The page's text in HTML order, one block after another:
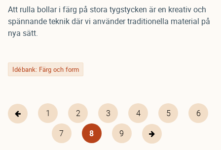
Att rulla bollar i färg på stora tygstycken är en kreativ och
spännande teknik där vi använder traditionella material på
nya sätt.
Idébank: Färg och form
Pagination
Föregående
sida
First
page
1 Page
2 Page
3 Page
4 Page
5 Page
6
Page
7
Nuvarande
sida
8 Page
9
Nästa
sida